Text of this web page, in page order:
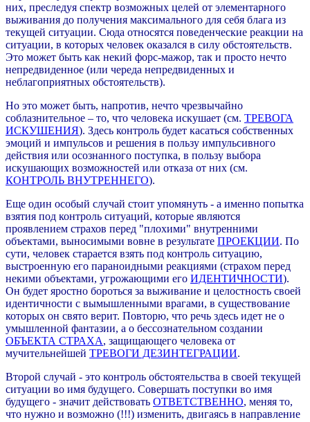
них, преследуя спектр возможных целей от элементарного
выживания до получения максимального для себя блага из
текущей ситуации. Сюда относятся поведенческие реакции на
ситуации, в которых человек оказался в силу обстоятельств.
Это может быть как некий форс-мажор, так и просто нечто
непредвиденное (или череда непредвиденных и
неблагоприятных обстоятельств).
Но это может быть, напротив, нечто чрезвычайно
соблазнительное – то, что человека искушает (см. ТРЕВОГА
ИСКУШЕНИЯ). Здесь контроль будет касаться собственных
эмоций и импульсов и решения в пользу импульсивного
действия или осознанного поступка, в пользу выбора
искушающих возможностей или отказа от них (см.
КОНТРОЛЬ ВНУТРЕННЕГО).
Еще один особый случай стоит упомянуть - а именно попытка
взятия под контроль ситуаций, которые являются
проявлением страхов перед "плохими" внутренними
объектами, выносимыми вовне в результате ПРОЕКЦИИ. По
сути, человек старается взять под контроль ситуацию,
выстроенную его параноидными реакциями (страхом перед
некими объектами, угрожающими его ИДЕНТИЧНОСТИ).
Он будет яростно бороться за выживание и целостность своей
идентичности с вымышленными врагами, в существование
которых он свято верит. Повторю, что речь здесь идет не о
умышленной фантазии, а о бессознательном создании
ОБЪЕКТА СТРАХА, защищающего человека от
мучительнейшей ТРЕВОГИ ДЕЗИНТЕГРАЦИИ.
Второй случай - это контроль обстоятельства в своей текущей
ситуации во имя будущего. Совершать поступки во имя
будущего - значит действовать ОТВЕТСТВЕННО, меняя то,
что нужно и возможно (!!!) изменить, двигаясь в направление